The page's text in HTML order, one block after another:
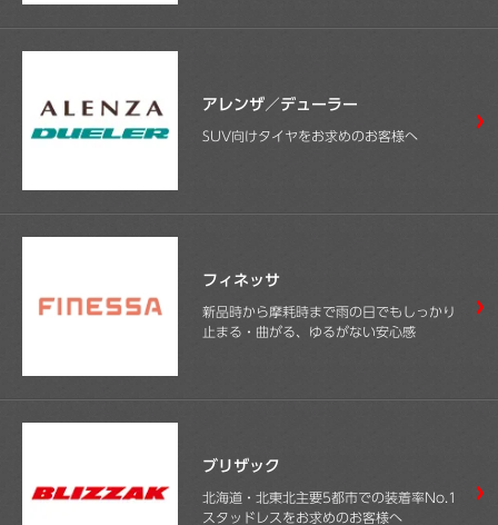
アレンザ／デューラー
SUV向けタイヤをお求めのお客様へ
フィネッサ
新品時から摩耗時まで雨の日でもしっかり
止まる・曲がる、ゆるがない安心感
ブリザック
北海道・北東北主要5都市での装着率No.1
スタッドレスをお求めのお客様へ